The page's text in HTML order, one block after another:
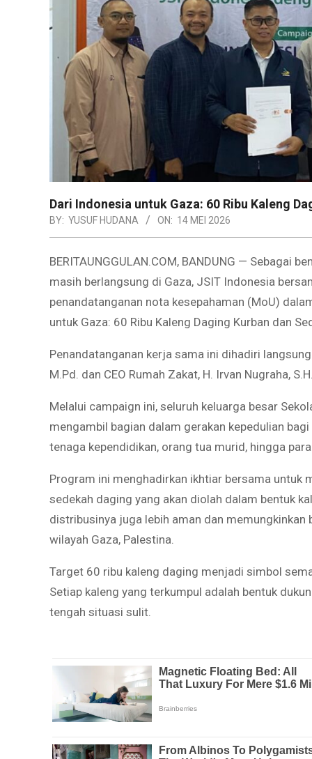
Dari Indonesia untuk Gaza: 60 Ribu Kaleng
BY: YUSUF HUDANA ON: 14 MEI 2026
BERITAUNGGULAN.COM, BANDUNG — Sebagai
masih berlangsung di Gaza, JSIT Indonesia
penandatanganan nota kesepahaman (MoU)
untuk Gaza: 60 Ribu Kaleng Daging Kurban dan
Penandatanganan kerja sama ini dihadiri
M.Pd. dan CEO Rumah Zakat, H. Irvan Nugraha,
Melalui campaign ini, seluruh keluarga besar
mengambil bagian dalam gerakan kepedulian
tenaga kependidikan, orang tua murid, hingga para
Program ini menghadirkan ikhtiar bersama untuk
sedekah daging yang akan diolah dalam bentuk
distribusinya juga lebih aman dan
wilayah Gaza, Palestina.
Target 60 ribu kaleng daging menjadi simbol
Setiap kaleng yang terkumpul adalah bentuk
tengah situasi sulit.